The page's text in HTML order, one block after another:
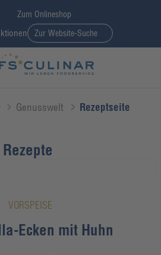
Zum Onlineshop
Zur Website-Suche
Genusswelt Rezeptseite
Rezepte
VORSPEISE
Ecken mit Huhn